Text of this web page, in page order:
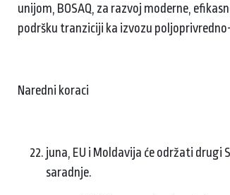
unijom, BOSAQ, za razvoj moderne,
podršku tranziciji ka izvozu
Naredni koraci
juna, EU i Moldavija će održati
saradnje.